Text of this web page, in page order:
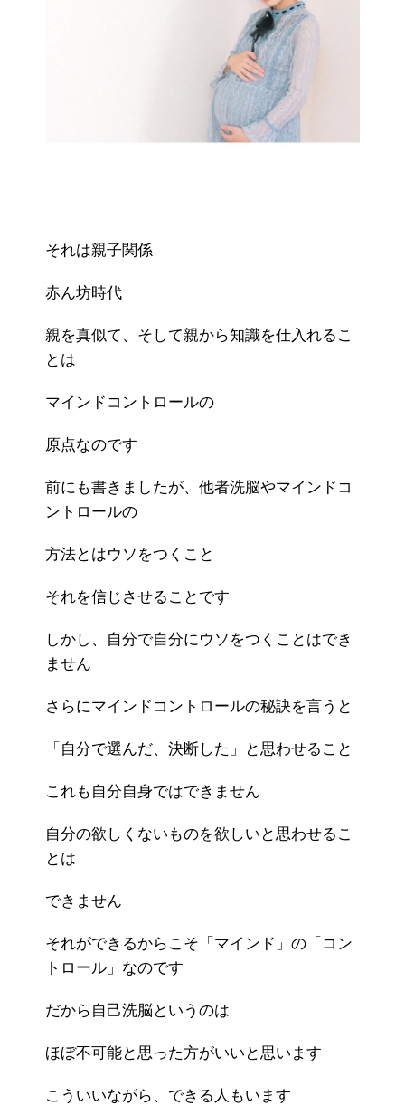
それは親子関係
赤ん坊時代
親を真似て、そして親から知識を仕入れるこ
とは
マインドコントロールの
原点なのです
前にも書きましたが、他者洗脳やマインドコ
ントロールの
方法とはウソをつくこと
それを信じさせることです
しかし、自分で自分にウソをつくことはでき
ません
さらにマインドコントロールの秘訣を言うと
「自分で選んだ、決断した」と思わせること
これも自分自身ではできません
自分の欲しくないものを欲しいと思わせるこ
とは
できません
それができるからこそ「マインド」の「コン
トロール」なのです
だから自己洗脳というのは
ほぼ不可能と思った方がいいと思います
こういいながら、できる人もいます